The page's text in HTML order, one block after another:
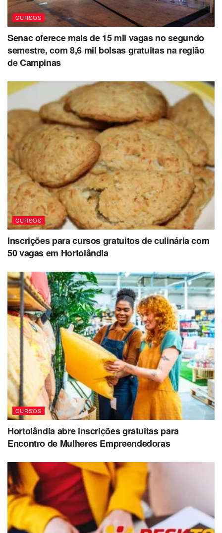
CURSOS
Senac oferece mais de 15 mil vagas no segundo
semestre, com 8,6 mil bolsas gratuitas na região
de Campinas
CURSOS
Inscrições para cursos gratuitos de culinária com
50 vagas em Hortolândia
CURSOS
Hortolândia abre inscrições gratuitas para
Encontro de Mulheres Empreendedoras